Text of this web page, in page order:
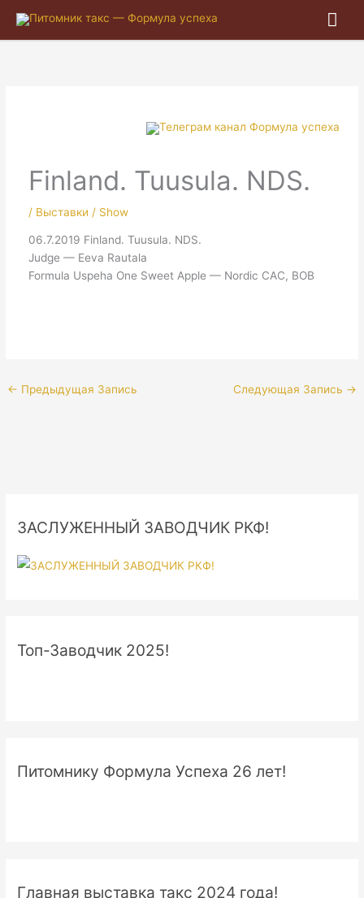
Finland. Tuusula. NDS.
/ Выставки / Show
06.7.2019 Finland. Tuusula. NDS.
Judge — Eeva Rautala
Formula Uspeha One Sweet Apple — Nordic CAC, BOB
← Предыдущая Запись Следующая Запись →
ЗАСЛУЖЕННЫЙ ЗАВОДЧИК РКФ!
Топ-Заводчик 2025!
Питомнику Формула Успеха 26 лет!
Главная выставка такс 2024 года!